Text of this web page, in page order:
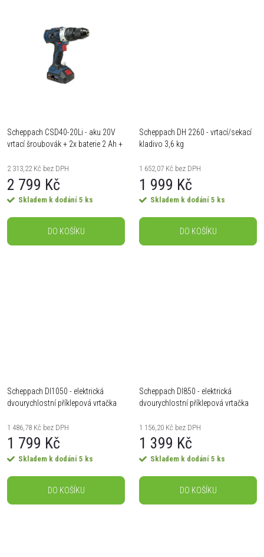
Scheppach CSD40-20Li - aku 20V
vrtací šroubovák + 2x baterie 2 Ah +
2 313,22 Kč bez DPH
2 799 Kč
Skladem k dodání 5 ks
DO KOŠÍKU
Scheppach DH 2260 - vrtací/sekací
kladivo 3,6 kg
1 652,07 Kč bez DPH
1 999 Kč
Skladem k dodání 5 ks
DO KOŠÍKU
Scheppach DI1050 - elektrická
dvourychlostní příklepová vrtačka
1 486,78 Kč bez DPH
1 799 Kč
Skladem k dodání 5 ks
DO KOŠÍKU
Scheppach DI850 - elektrická
dvourychlostní příklepová vrtačka
1 156,20 Kč bez DPH
1 399 Kč
Skladem k dodání 5 ks
DO KOŠÍKU